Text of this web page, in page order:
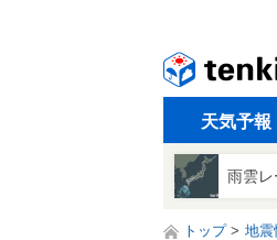
天気予報
雨雲レ
トップ 地震